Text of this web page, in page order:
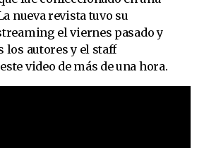
nueva revista tuvo su
el viernes pasado y
los autores y el staff
video de más de una hora.